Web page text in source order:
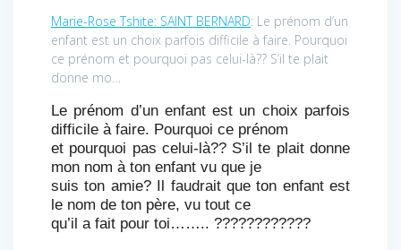
Marie-Rose Tshite: SAINT BERNARD: Le prénom d’un
enfant est un choix parfois difficile à faire. Pourquoi
ce prénom et pourquoi pas celui-là?? S’il te plait
donne mo…
Le prénom d’un enfant est un choix parfois
difficile à faire. Pourquoi ce prénom
et pourquoi pas celui-là?? S’il te plait donne
mon nom à ton enfant vu que je
suis ton amie? Il faudrait que ton enfant est
le nom de ton père, vu tout ce
qu’il a fait pour toi…….. ????????????